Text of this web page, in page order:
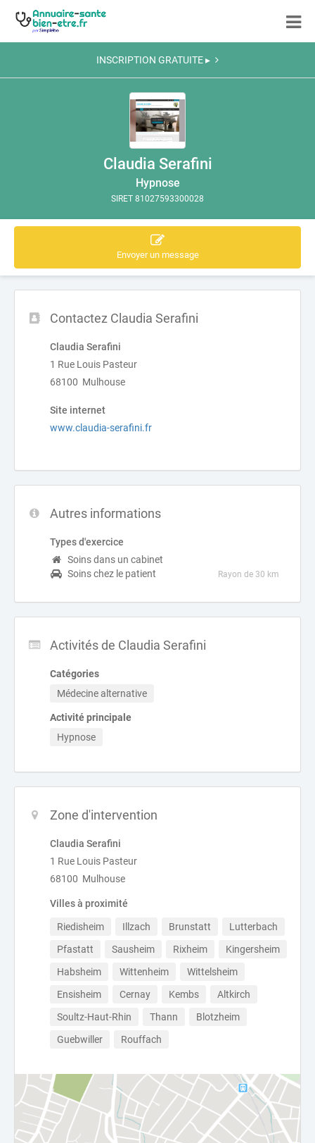
INSCRIPTION GRATUITE ▸
Claudia Serafini
Hypnose
SIRET 81027593300028
Envoyer un message
Contactez Claudia Serafini
Claudia Serafini
1 Rue Louis Pasteur
68100 Mulhouse
Site internet
www.claudia-serafini.fr
Autres informations
Types d'exercice
Soins dans un cabinet
Soins chez le patient
Rayon de 30 km
Activités de Claudia Serafini
Catégories
Médecine alternative
Activité principale
Hypnose
Zone d'intervention
Claudia Serafini
1 Rue Louis Pasteur
68100 Mulhouse
Villes à proximité
Riedisheim Illzach Brunstatt
Lutterbach
Pfastatt
Sausheim Rixheim
Kingersheim
Habsheim
Wittenheim
Wittelsheim
Ensisheim
Cernay Kembs
Altkirch
Soultz-Haut-Rhin
Thann
Blotzheim
Guebwiller
Rouffach